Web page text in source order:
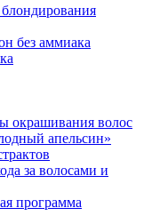
без аммиака
окрашивания волос
апельсин»
за волосами и
программа